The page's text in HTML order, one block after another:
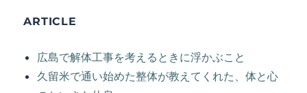
ARTICLE
広島で解体工事を考えるときに浮かぶこと
久留米で通い始めた整体が教えてくれた、体と心